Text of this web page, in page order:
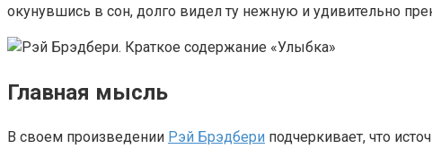
окунувшись в сон, долго видел ту нежную и удивительно
Главная мысль
В своем произведении Рэй Брэдбери подчеркивает, что